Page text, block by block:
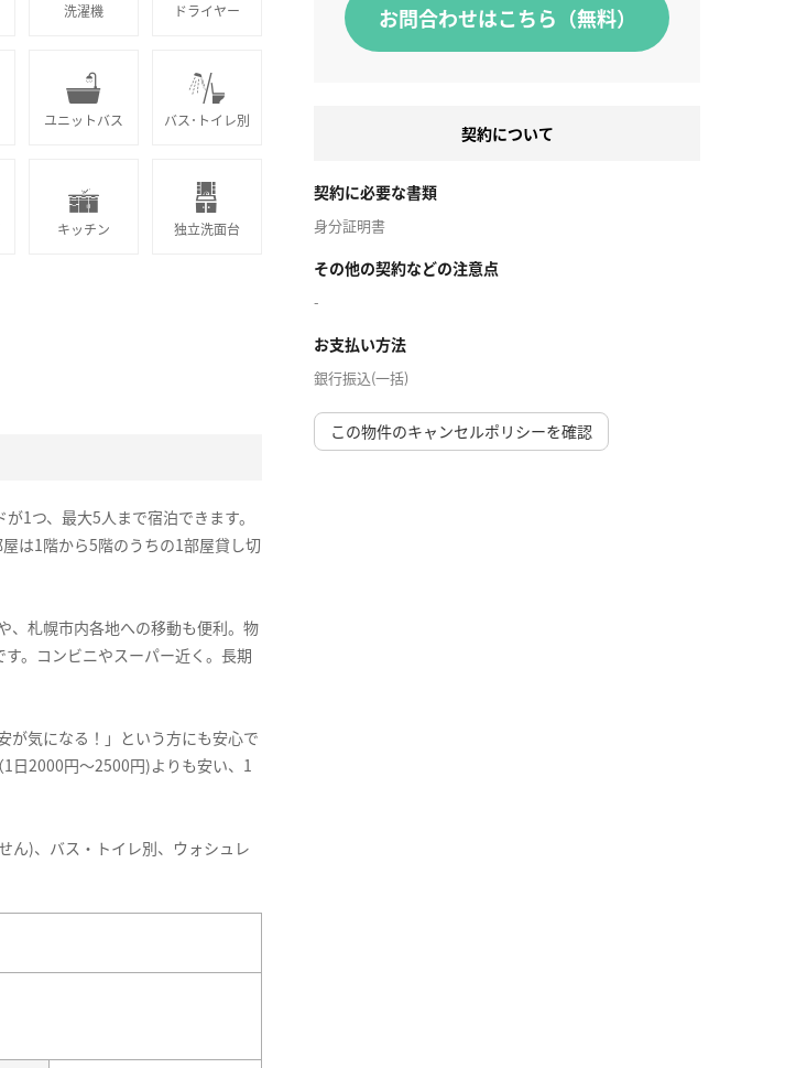
お問合わせはこちら（無料）
契約について
契約に必要な書類
身分証明書
その他の契約などの注意点
-
お支払い方法
銀行振込(一括)
この物件のキャンセルポリシーを確認
洗濯機 ドライヤー
ユニットバス バス･トイレ別
キッチン 独立洗面台
1つ、最大5人まで宿泊できます。
は1階から5階のうちの1部屋貸し切
、札幌市内各地への移動も便利。物
。コンビニやスーパー近く。長期
が気になる！」という方にも安心で
日2000円～2500円)よりも安い、1
ん)、バス・トイレ別、ウォシュレ